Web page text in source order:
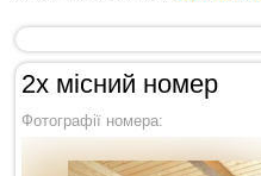
2х місний номер
Фотографії номера: